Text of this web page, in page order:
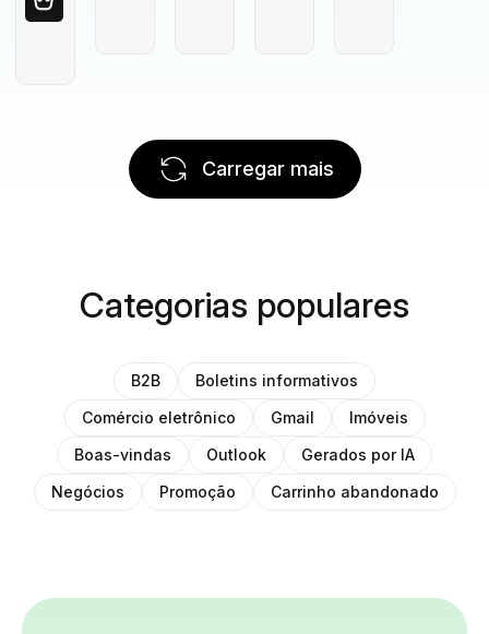
Carregar mais
Categorias populares
B2B
Boletins informativos
Comércio eletrônico
Gmail
Imóveis
Boas-vindas
Outlook
Gerados por IA
Negócios
Promoção Carrinho abandonado